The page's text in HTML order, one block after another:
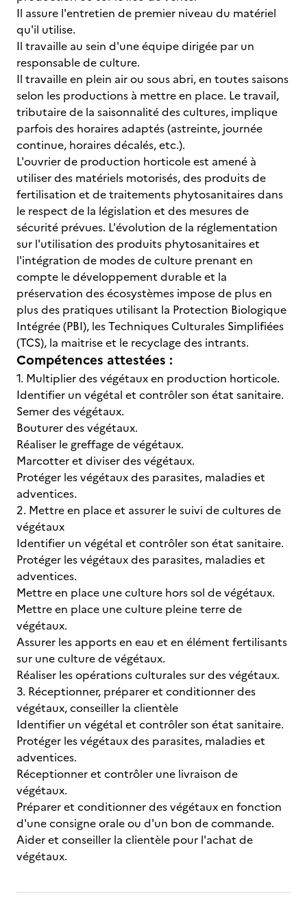
Il assure l'entretien de premier niveau du matériel
qu'il utilise.
Il travaille au sein d'une équipe dirigée par un
responsable de culture.
Il travaille en plein air ou sous abri, en toutes saisons
selon les productions à mettre en place. Le travail,
tributaire de la saisonnalité des cultures, implique
parfois des horaires adaptés (astreinte, journée
continue, horaires décalés, etc.).
L'ouvrier de production horticole est amené à
utiliser des matériels motorisés, des produits de
fertilisation et de traitements phytosanitaires dans
le respect de la législation et des mesures de
sécurité prévues. L'évolution de la réglementation
sur l'utilisation des produits phytosanitaires et
l'intégration de modes de culture prenant en
compte le développement durable et la
préservation des écosystèmes impose de plus en
plus des pratiques utilisant la Protection Biologique
Intégrée (PBI), les Techniques Culturales Simplifiées
(TCS), la maitrise et le recyclage des intrants.
Compétences attestées :
1. Multiplier des végétaux en production horticole.
Identifier un végétal et contrôler son état sanitaire.
Semer des végétaux.
Bouturer des végétaux.
Réaliser le greffage de végétaux.
Marcotter et diviser des végétaux.
Protéger les végétaux des parasites, maladies et
adventices.
2. Mettre en place et assurer le suivi de cultures de
végétaux
Identifier un végétal et contrôler son état sanitaire.
Protéger les végétaux des parasites, maladies et
adventices.
Mettre en place une culture hors sol de végétaux.
Mettre en place une culture pleine terre de
végétaux.
Assurer les apports en eau et en élément fertilisants
sur une culture de végétaux.
Réaliser les opérations culturales sur des végétaux.
3. Réceptionner, préparer et conditionner des
végétaux, conseiller la clientèle
Identifier un végétal et contrôler son état sanitaire.
Protéger les végétaux des parasites, maladies et
adventices.
Réceptionner et contrôler une livraison de
végétaux.
Préparer et conditionner des végétaux en fonction
d'une consigne orale ou d'un bon de commande.
Aider et conseiller la clientèle pour l'achat de
végétaux.